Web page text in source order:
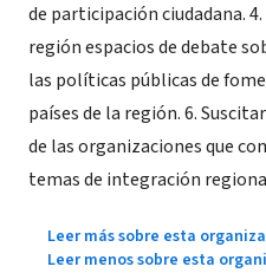
de participación ciudadana.
región espacios de debate
las políticas públicas de
países de la región. 6.
de las organizaciones que
temas de integración
Leer más sobre esta
Leer menos sobre esta